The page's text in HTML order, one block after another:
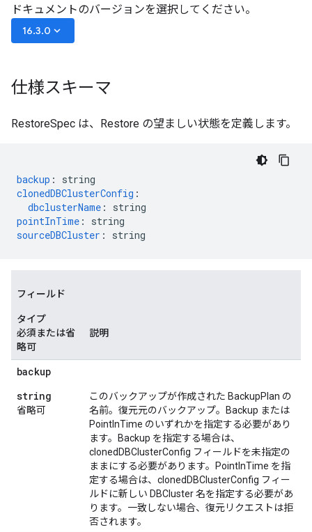
ドキュメントのバージョンを選択してください。
16.3.0 keyboard_arrow_down
仕様スキーマ
RestoreSpec は、Restore の望ましい状態を定義します。
backup :
string
clonedDBClusterConfig :
dbclusterName :
string
pointInTime :
string
sourceDBCluster : string
フィールド
タイプ
必須または省
略可
説明
backup
string
省略可
このバックアップが作成された BackupPlan の
名前。復元元のバックアップ。Backup または
PointInTime のいずれかを指定する必要があり
ます。Backup を指定する場合は、
clonedDBClusterConfig フィールドを未指定の
ままにする必要があります。PointInTime を指
定する場合は、clonedDBClusterConfig フィー
ルドに新しい DBCluster 名を指定する必要があ
ります。一致しない場合、復元リクエストは拒
否されます。